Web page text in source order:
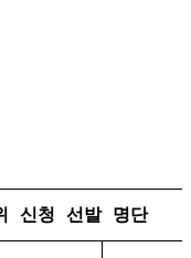
신청 선발 명단